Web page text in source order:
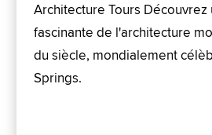
Architecture Tours
fascinante de l'architecture
du siècle, mondialement
Springs.